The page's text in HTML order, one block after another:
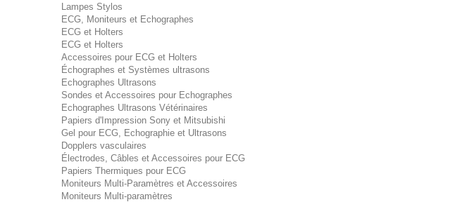
Lampes Stylos
ECG, Moniteurs et Echographes
ECG et Holters
ECG et Holters
Accessoires pour ECG et Holters
Échographes et Systèmes ultrasons
Echographes Ultrasons
Sondes et Accessoires pour Echographes
Echographes Ultrasons Vétérinaires
Papiers d'Impression Sony et Mitsubishi
Gel pour ECG, Echographie et Ultrasons
Dopplers vasculaires
Électrodes, Câbles et Accessoires pour ECG
Papiers Thermiques pour ECG
Moniteurs Multi-Paramètres et Accessoires
Moniteurs Multi-paramètres